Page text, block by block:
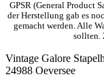
GPSR (General Product
der Herstellung gab es
gemacht werden. Alle
sollten.
Vintage Galore
24988 Oeversee